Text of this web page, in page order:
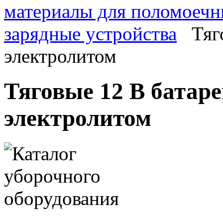
материалы для
зарядные устройства
электролитом
Тяговые 12 В
электролитом